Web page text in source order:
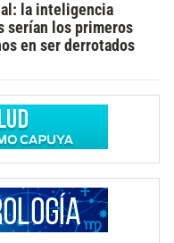
la inteligencia
serían los primeros
en ser derrotados